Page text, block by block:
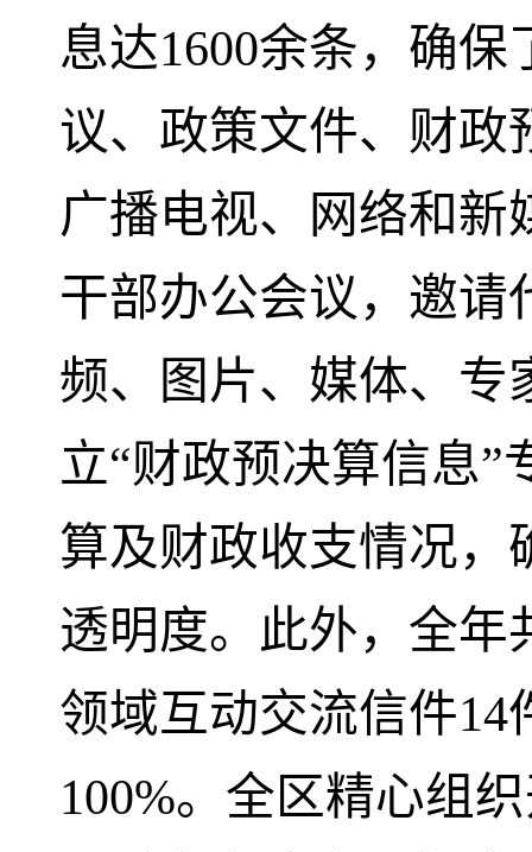
息达1600余条，确
议、政策文件、财政
广播电视、网络和新
干部办公会议， 邀请
频、图片、媒体、专
立“财政预决算信息
算及财政收支情况，
透明度。此外，全年
领域互动交流信件
100%。全区精心组